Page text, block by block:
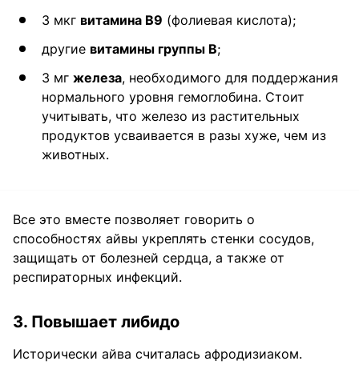
3 мкг витамина В9 (фолиевая кислота);
другие витамины группы В;
3 мг железа, необходимого для поддержания
нормального уровня гемоглобина. Стоит
учитывать, что железо из растительных
продуктов усваивается в разы хуже, чем из
животных.
Все это вместе позволяет говорить о
способностях айвы укреплять стенки сосудов,
защищать от болезней сердца, а также от
респираторных инфекций.
3. Повышает либидо
Исторически айва считалась афродизиаком.